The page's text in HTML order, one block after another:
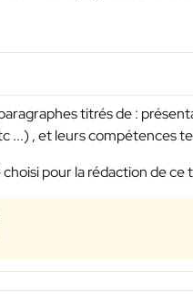
titrés de :
...) , et leurs compétences
choisi pour la rédaction de ce